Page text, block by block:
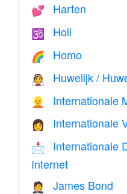
💕 Harten
🕉 Holi
🌈 Homo
👰 Huwelijk /
👱 Internationale
👩 Internationale
📩
Internationale
Internet
🤵 James Bond